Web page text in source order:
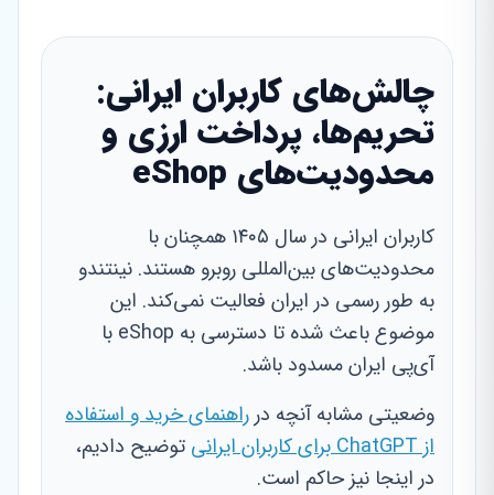
چالش‌های کاربران ایرانی:
تحریم‌ها، پرداخت ارزی و
محدودیت‌های eShop
کاربران ایرانی در سال ۱۴۰۵ همچنان با
محدودیت‌های بین‌المللی روبرو هستند. نینتندو
به طور رسمی در ایران فعالیت نمی‌کند. این
موضوع باعث شده تا دسترسی به eShop با
آی‌پی ایران مسدود باشد.
وضعیتی مشابه آنچه در راهنمای خرید و استفاده
از ChatGPT برای کاربران ایرانی
توضیح دادیم،
در اینجا نیز حاکم است.